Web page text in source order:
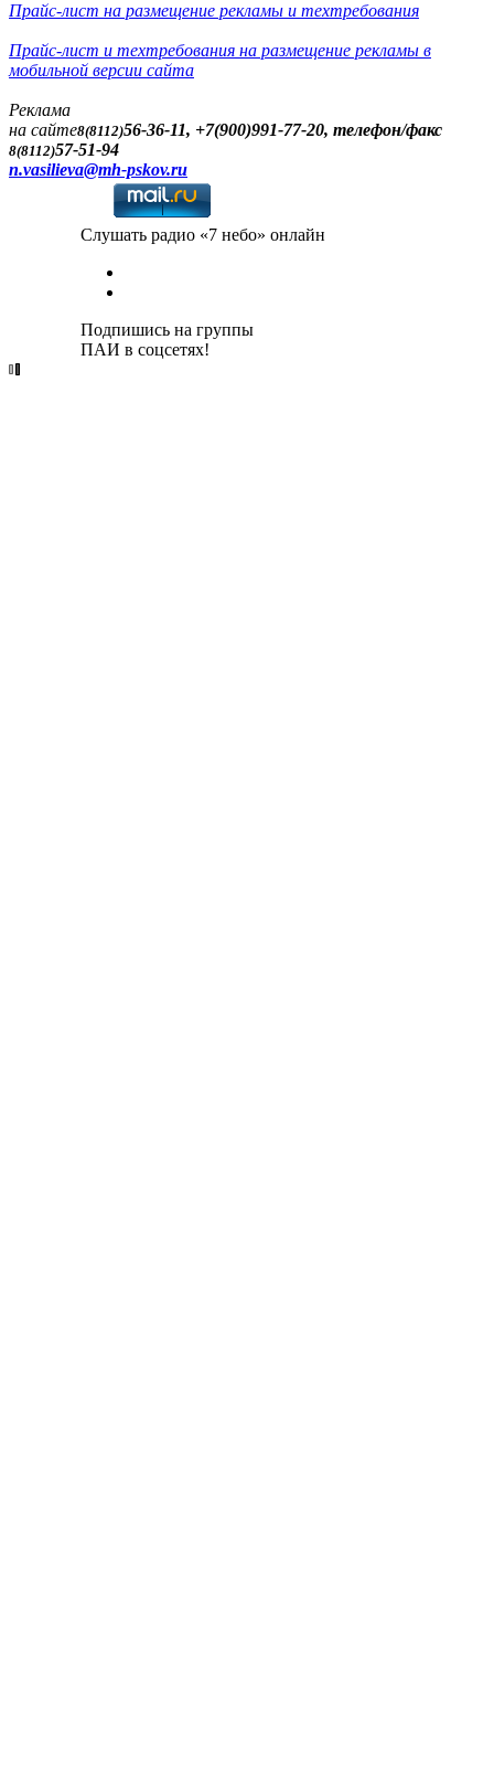
Прайс-лист на размещение рекламы и техтребования
Прайс-лист и техтребования на размещение рекламы в
мобильной версии сайта
Реклама
на сайте8(8112)56-36-11, +7(900)991-77-20, телефон/факс
8(8112)57-51-94
n.vasilieva@mh-pskov.ru
Слушать радио «7 небо» онлайн
Подпишись на группы
ПАИ в соцсетях!